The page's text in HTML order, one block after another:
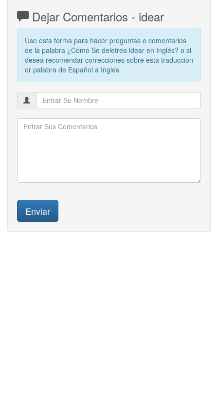
Dejar Comentarios - idear
Use esta forma para hacer preguntas o comentarios
de la palabra ¿Cómo Se deletrea idear en Inglés? o si
desea recomendar correcciones sobre esta traduccion
or palabra de Español a Ingles